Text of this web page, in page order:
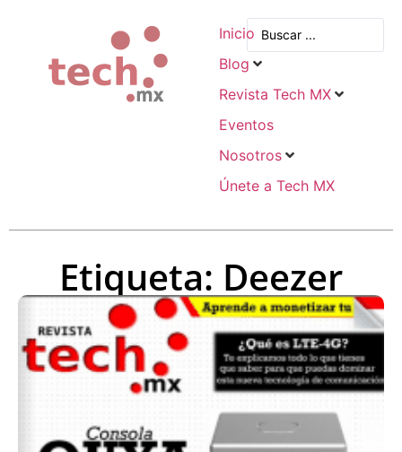
Inicio
Blog
Revista Tech MX
Eventos
Nosotros
Únete a Tech MX
Etiqueta: Deezer